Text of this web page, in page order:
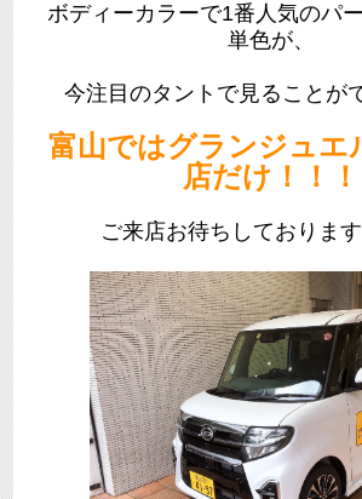
ボディーカラーで1番人気のパ
単色が、
今注目のタントで見ることが
富山ではグランジュエ
店だけ！！！
ご来店お待ちしておりま